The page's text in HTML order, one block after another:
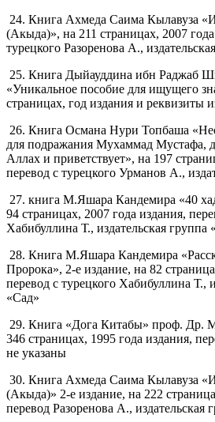
24. Книга Ахмеда Саима Кылавуза
(Акыда)», на 211 страницах, 2007
турецкого Разоренова А.,
25. Книга Дыйауддина ибн Раджаб
«Уникальное пособие для ищущего
страницах, год издания и реквизиты
26. Книга Османа Нури Топбаша
для подражания Мухаммад Мустафа,
Аллах и приветствует», на 197
перевод с турецкого Урманов А.,
27. книга М.Яшара Кандемира «40
94 страницах, 2007 года издания,
Хабибуллина Т., издательская группа
28. Книга М.Яшара Кандемира
Пророка», 2-е издание, на 82
перевод с турецкого Хабибуллина Т.,
«Сад»
29. Книга «Дога Китабы» проф. Др.
346 страницах, 1995 года издания,
не указаны
30. Книга Ахмеда Саима Кылавуза
(Акыда)» 2-е издание, на 222
перевод Разоренова А., издательская